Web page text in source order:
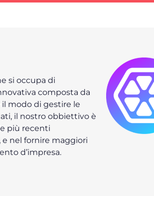
si occupa di
composta da
il modo di gestire le
il nostro obbiettivo è
più recenti
nel fornire maggiori
d’impresa.